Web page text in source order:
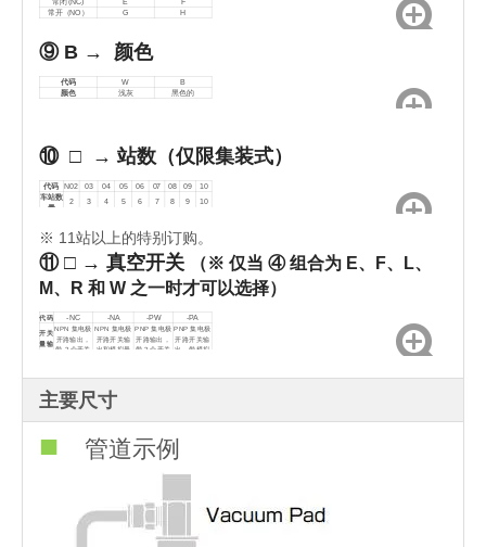
常开（NO）
G H
⑨ B → 颜色
代码 W
B
颜色
浅灰 黑色的
⑩ □ → 站数（仅限集装式）
代码 N02 03 04 05 06 07 08 09
10
车站数
量
2 3 4 5 6 7 8 9 10
※ 11站以上的特别订购。
⑪□ → 真空开关
（※ 仅当 ④ 组合为 E、F、L、
M、R 和 W 之一时才可以选择）
代码 -NC -NA -PW -PA
开关
量输
NPN 集电极
开路输出，
带 2 个开关
NPN 集电极
开路开关输
出和模拟量
PNP 集电极
开路输出，
带 2 个开关
PNP 集电极
开路开关输
出，带模拟
主要尺寸
■ 管道示例